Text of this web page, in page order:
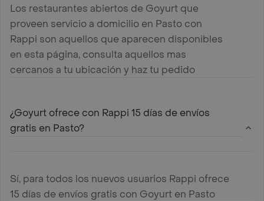
Los restaurantes abiertos de Goyurt que
proveen servicio a domicilio en Pasto con
Rappi son aquellos que aparecen disponibles
en esta página, consulta aquellos mas
cercanos a tu ubicación y haz tu pedido
¿Goyurt ofrece con Rappi 15 días de envíos
gratis en Pasto?
Sí, para todos los nuevos usuarios Rappi ofrece
15 días de envíos gratis con Goyurt en Pasto